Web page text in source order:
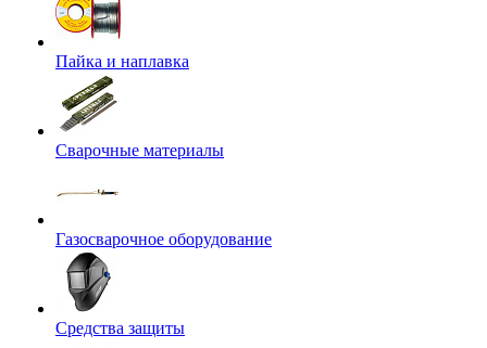
Пайка и наплавка
Сварочные материалы
Газосварочное оборудование
Средства защиты